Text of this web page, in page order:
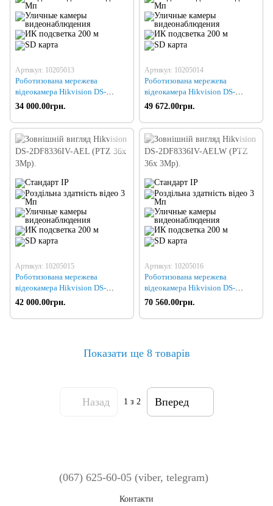
Артикул: 10205013
Роботизована мережева
відеокамера Hikvision DS-
2DF8236IV-AEL (PTZ 36x
34 000.00грн.
Артикул: 10205014
Роботизована мережева
відеокамера Hikvision DS-
2DF8236IV-AELW (PTZ 36x
49 672.00грн.
Артикул: 10205015
Роботизована мережева
відеокамера Hikvision DS-
2DF8336IV-AEL (PTZ 36x 3Mp)
42 000.00грн.
Артикул: 10205016
Роботизована мережева
відеокамера Hikvision DS-
2DF8336IV-AELW (PTZ 36x
70 560.00грн.
Показати ще 8 товарів
Назад 1 з 2 Вперед
(067) 625-60-05 (viber, telegram)
Контакти